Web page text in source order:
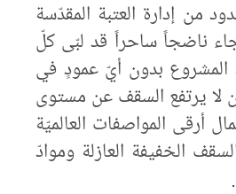
من إدارة العتبة المقدّسة
ناضجاً ساحراً قد لبّى كلّ
المشروع بدون أيّ عمودٍ في
لا يرتفع السقف عن مستوى
أرقى المواصفات العالميّة
الخفيفة العازلة وموادّ